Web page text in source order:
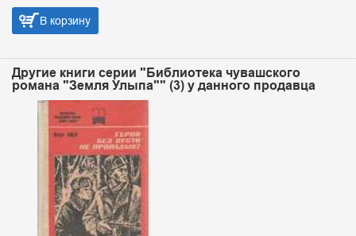
В корзину
Другие книги серии "Библиотека чувашского
романа "Земля Улыпа"" (3) у данного продавца